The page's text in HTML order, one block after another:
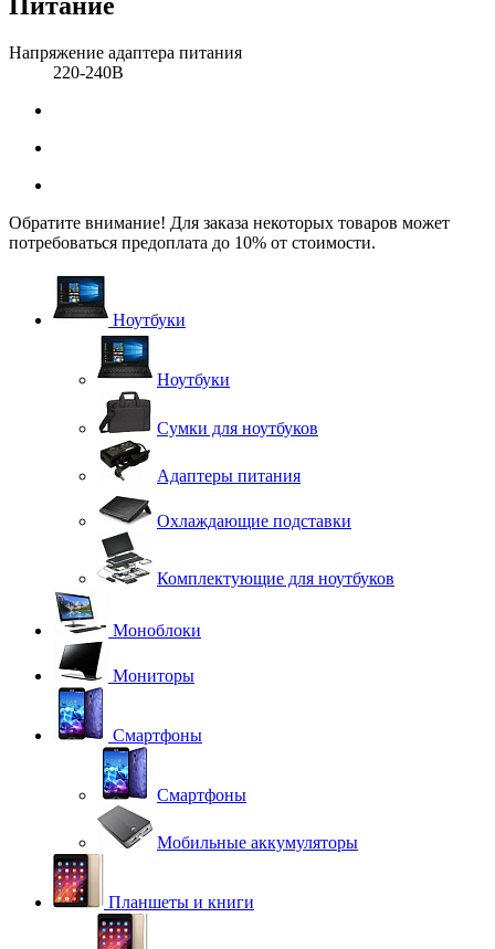
Питание
Напряжение адаптера питания
220-240В
Обратите внимание! Для заказа некоторых товаров может
потребоваться предоплата до 10% от стоимости.
Ноутбуки
Ноутбуки
Сумки для ноутбуков
Адаптеры питания
Охлаждающие подставки
Комплектующие для ноутбуков
Моноблоки
Мониторы
Смартфоны
Смартфоны
Мобильные аккумуляторы
Планшеты и книги